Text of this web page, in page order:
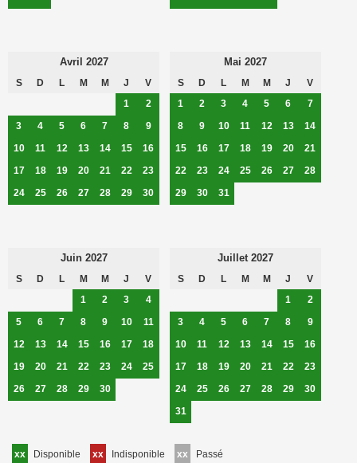
Avril 2027
S D L M M J
V
1
2
3
4 5 6 7 8
9
10
11 12 13 14 15
16
17
18 19 20 21 22
23
24
25 26 27 28 29 30
Mai 2027
S D L M M J
V
1
2 3 4 5 6
7
8
9 10 11 12 13
14
15
16 17 18 19 20
21
22
23 24 25 26 27
28
29
30 31
Juin 2027
S D L M M J
V
1
2 3
4
5
6 7 8 9 10
11
12
13 14 15 16 17
18
19
20 21 22 23 24
25
26
27 28 29 30
Juillet 2027
S D L M M J
V
1
2
3
4 5 6 7 8
9
10
11 12 13 14 15
16
17
18 19 20 21 22
23
24
25 26 27 28 29
30
31
xx Disponible xx Indisponible xx Passé